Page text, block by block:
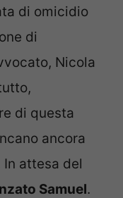
di omicidio
di
Nicola
di questa
ancora
attesa del
Samuel.